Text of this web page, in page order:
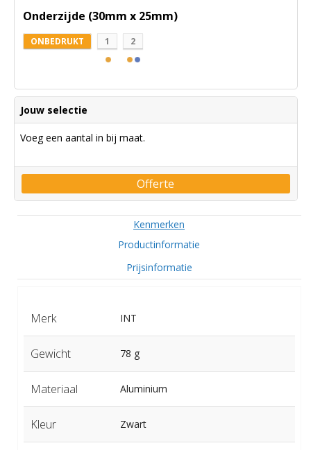
Onderzijde (30mm x 25mm)
ONBEDRUKT 1 2
Jouw selectie
Voeg een aantal in bij maat.
Offerte
Kenmerken
Productinformatie
Prijsinformatie
Merk INT
Gewicht 78 g
Materiaal Aluminium
Kleur Zwart